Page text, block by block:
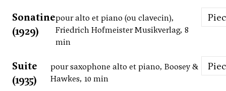
Sonatine
(1929)
pour alto et piano (ou clavecin),
Friedrich Hofmeister Musikverlag, 8
min
Suite
(1935)
pour saxophone alto et piano, Boosey &
Hawkes, 10 min